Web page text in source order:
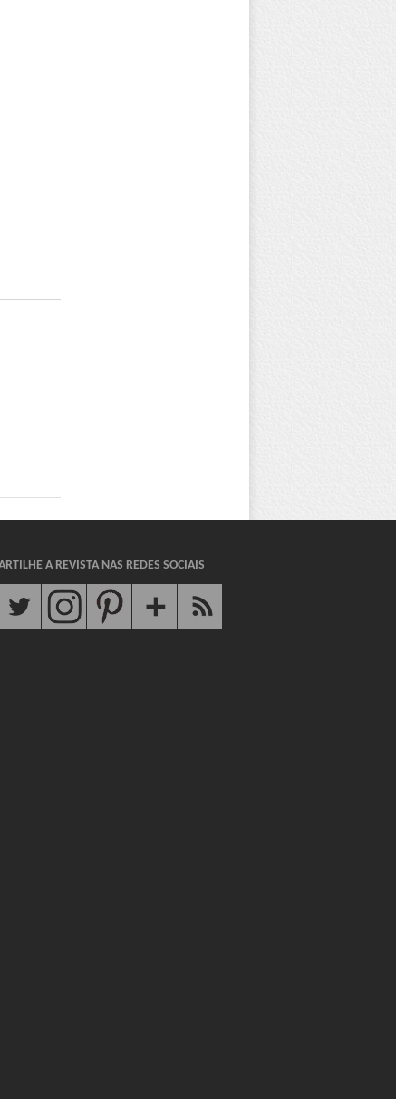
A REVISTA NAS REDES SOCIAIS